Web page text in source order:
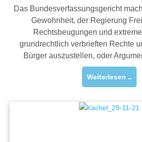
Das Bundesverfassungsgericht
Gewohnheit, der Regierung
Rechtsbeugungen und
grundrechtlich verbrieften Rechte
Bürger auszustellen, oder
Weiterlesen ..